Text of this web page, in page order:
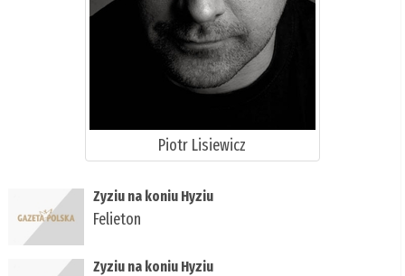
Piotr Lisiewicz
Zyziu na koniu Hyziu
Felieton
Zyziu na koniu Hyziu